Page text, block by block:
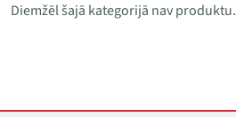
Diemžēl šajā kategorijā nav produktu.